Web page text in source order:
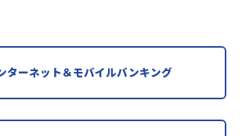
ターネット＆モバイルバンキング